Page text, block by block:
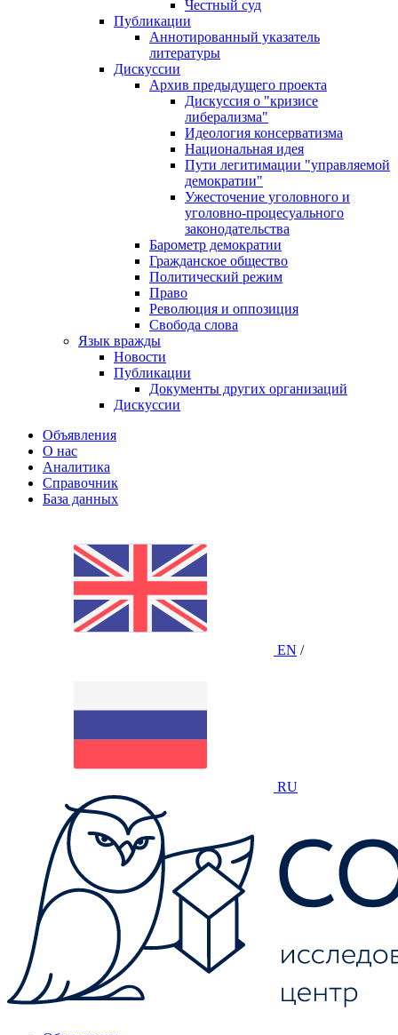
Честный суд
Публикации
Аннотированный указатель
литературы
Дискуссии
Архив предыдущего проекта
Дискуссия о "кризисе
либерализма"
Идеология консерватизма
Национальная идея
Пути легитимации "управляемой
демократии"
Ужесточение уголовного и
уголовно-процесуального
законодательства
Барометр демократии
Гражданское общество
Политический режим
Право
Революция и оппозиция
Свобода слова
Язык вражды
Новости
Публикации
Документы других организаций
Дискуссии
Объявления
О нас
Аналитика
Справочник
База данных
EN /
RU